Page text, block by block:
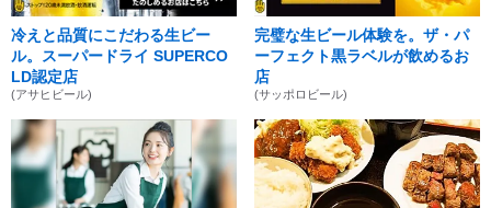
冷えと品質にこだわる生ビー
ル。スーパードライ SUPERCO
LD認定店
(アサヒビール)
完璧な生ビール体験を。ザ・パ
ーフェクト黒ラベルが飲めるお
店
(サッポロビール)